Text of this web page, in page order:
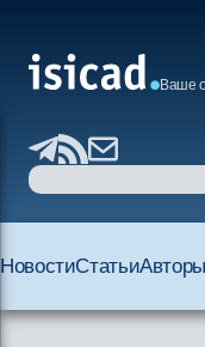
Ваше
НовостиСтатьиАвторы